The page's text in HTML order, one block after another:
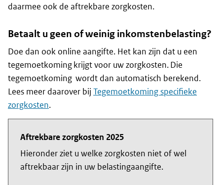
daarmee ook de aftrekbare zorgkosten.
Betaalt u geen of weinig inkomstenbelasting?
Doe dan ook online aangifte. Het kan zijn dat u een
tegemoetkoming krijgt voor uw zorgkosten. Die
tegemoetkoming wordt dan automatisch berekend.
Lees meer daarover bij Tegemoetkoming specifieke
zorgkosten.
Aftrekbare zorgkosten 2025
Hieronder ziet u welke zorgkosten niet of wel
aftrekbaar zijn in uw belastingaangifte.